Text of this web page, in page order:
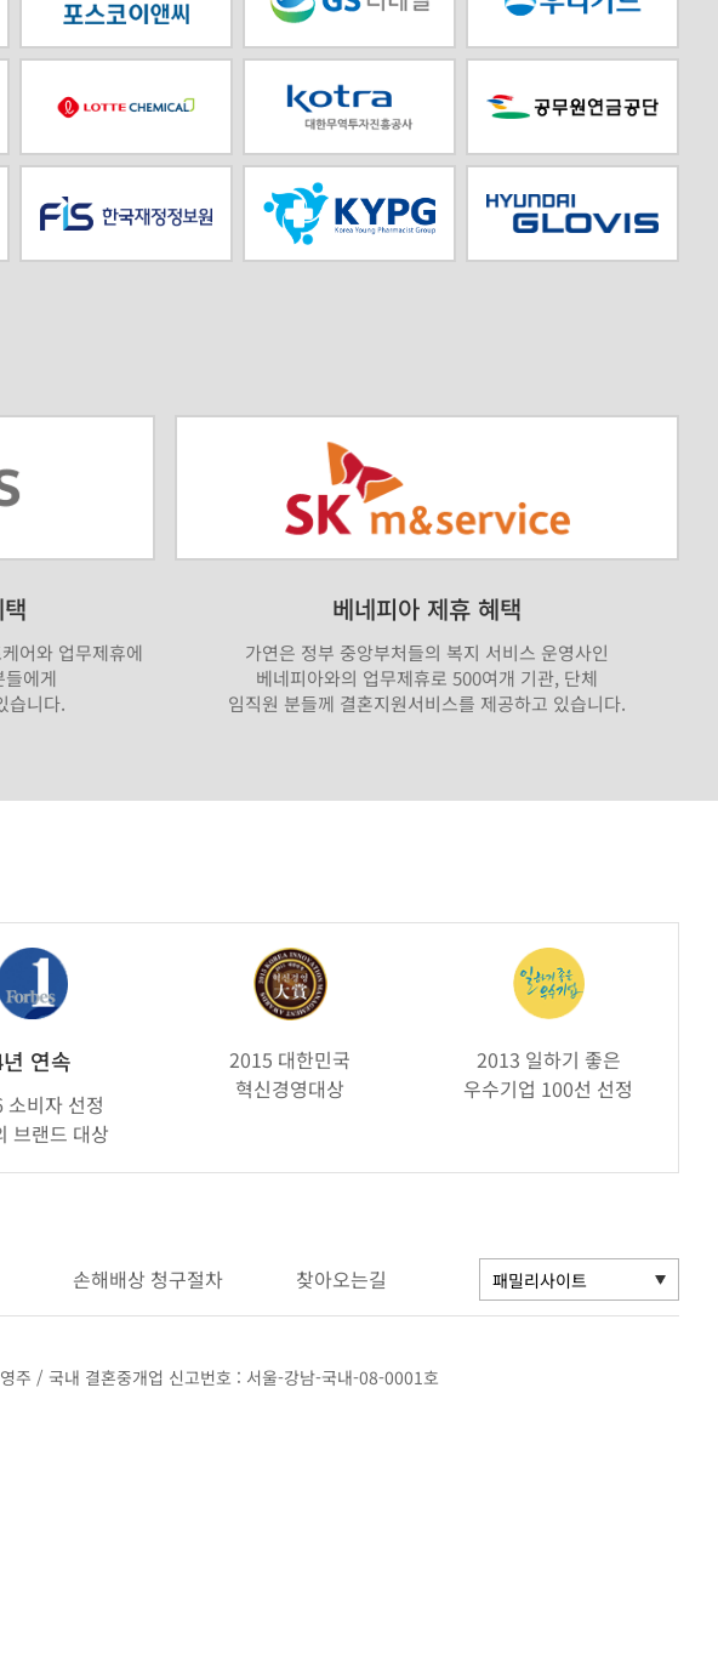
어와 업무제휴에
들에게
습니다.
베네피아 제휴 혜택
가연은 정부 중앙부처들의 복지 서비스 운영사인
베네피아와의 업무제휴로 500여개 기관, 단체
임직원 분들께 결혼지원서비스를 제공하고 있습니다.
연속
비자 선정
브랜드 대상
2015 대한민국
혁신경영대상
2013 일하기 좋은
우수기업 100선 선정
손해배상 청구절차 찾아오는길
주 / 국내 결혼중개업 신고번호 : 서울-강남-국내-08-0001호